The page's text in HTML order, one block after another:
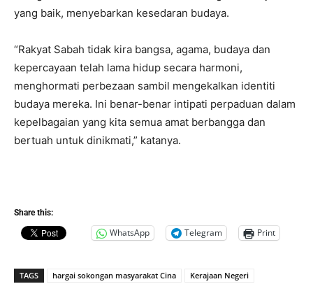
yang baik, menyebarkan kesedaran budaya.
“Rakyat Sabah tidak kira bangsa, agama, budaya dan
kepercayaan telah lama hidup secara harmoni,
menghormati perbezaan sambil mengekalkan identiti
budaya mereka. Ini benar-benar intipati perpaduan dalam
kepelbagaian yang kita semua amat berbangga dan
bertuah untuk dinikmati,” katanya.
Share this:
WhatsApp Telegram Print
TAGS hargai sokongan masyarakat Cina Kerajaan Negeri